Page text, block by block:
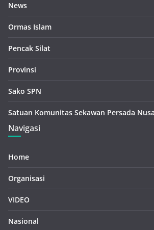
News
Ormas Islam
Pencak Silat
Provinsi
Sako SPN
Satuan Komunitas Sekawan Persada
Navigasi
Home
Organisasi
VIDEO
Nasional